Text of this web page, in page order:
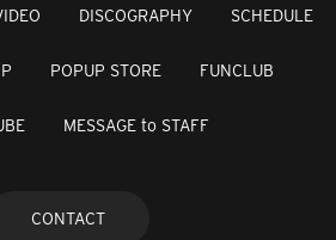
DISCOGRAPHY SCHEDULE
POPUP STORE FUNCLUB
MESSAGE to STAFF
CONTACT